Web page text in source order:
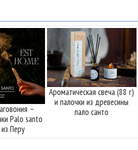
–
Palo santo
из Перу
Ароматическая свеча (88 г)
и палочки из древесины
пало санто